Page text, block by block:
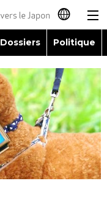
日本語
English
简体字
繁體字
Español
Dossiers Politique